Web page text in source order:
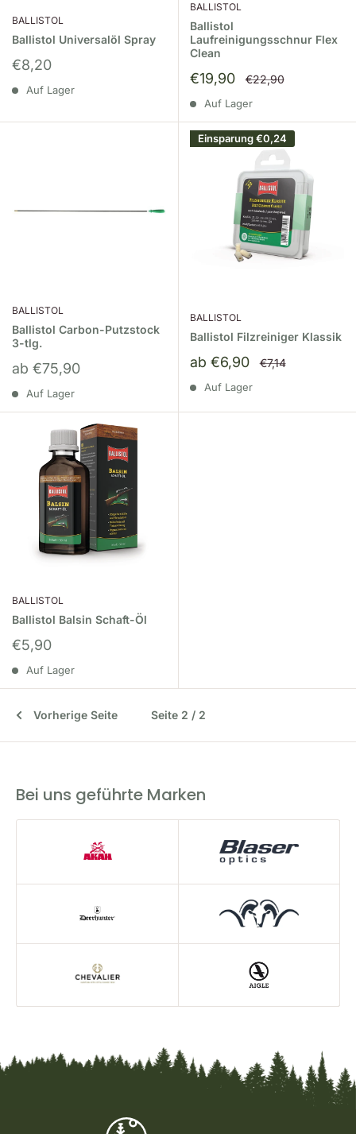
BALLISTOL
Ballistol Universalöl Spray
Sonderpreis
€8,20
Auf Lager
BALLISTOL
Ballistol
Laufreinigungsschnur Flex
Clean
Sonderpreis
€19,90 Normalpreis
€22,90
Auf Lager
BALLISTOL
Ballistol Carbon-Putzstock
3-tlg.
Sonderpreis
ab €75,90
Auf Lager
Einsparung€0,24
BALLISTOL
Ballistol Filzreiniger Klassik
Sonderpreis
ab €6,90 Normalpreis
€7,14
Auf Lager
BALLISTOL
Ballistol Balsin Schaft-Öl
Sonderpreis
€5,90
Auf Lager
Vorherige Seite Seite 2 / 2
Bei uns geführte Marken